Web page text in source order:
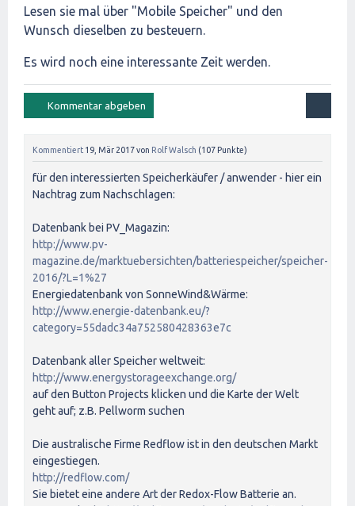
Lesen sie mal über "Mobile Speicher" und den
Wunsch dieselben zu besteuern.
Es wird noch eine interessante Zeit werden.
Kommentiert 19, Mär 2017von Rolf Walsch (107 Punkte)
für den interessierten Speicherkäufer / anwender - hier ein
Nachtrag zum Nachschlagen:
Datenbank bei PV_Magazin:
http://www.pv-
magazine.de/marktuebersichten/batteriespeicher/speicher-
2016/?L=1%27
Energiedatenbank von SonneWind&Wärme:
http://www.energie-datenbank.eu/?
category=55dadc34a752580428363e7c
Datenbank aller Speicher weltweit:
http://www.energystorageexchange.org/
auf den Button Projects klicken und die Karte der Welt
geht auf; z.B. Pellworm suchen
Die australische Firme Redflow ist in den deutschen Markt
eingestiegen.
http://redflow.com/
Sie bietet eine andere Art der Redox-Flow Batterie an.